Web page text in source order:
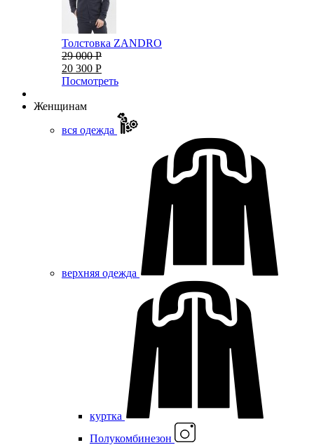
Толстовка ZANDRO
29 000 Р
20 300 Р
Посмотреть
Женщинам
вся одежда
верхняя одежда
куртка
Полукомбинезон